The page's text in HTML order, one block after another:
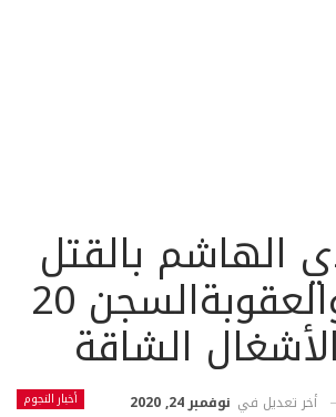
الهاشم بالقتل
العمد.. والعقوبةالسجن 20
الشاقة
أخبار النجوم أخر تعديل في نوفمبر 24, 2020